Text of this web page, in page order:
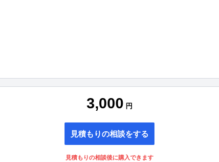
3,000 円
見積もりの相談をする
見積もりの相談後に購入できます